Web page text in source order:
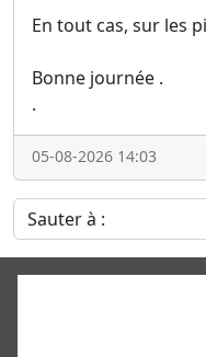
En tout cas, sur les
Bonne journée .
.
05-08-2026 14:03
Sauter à :